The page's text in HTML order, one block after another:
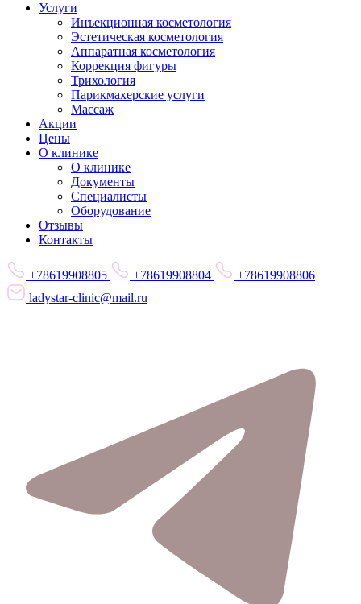
Услуги
Инъекционная косметология
Эстетическая косметология
Аппаратная косметология
Коррекция фигуры
Трихология
Парикмахерские услуги
Массаж
Акции
Цены
О клинике
О клинике
Документы
Специалисты
Оборудование
Отзывы
Контакты
+78619908805 +78619908804
+78619908806
ladystar-clinic@mail.ru